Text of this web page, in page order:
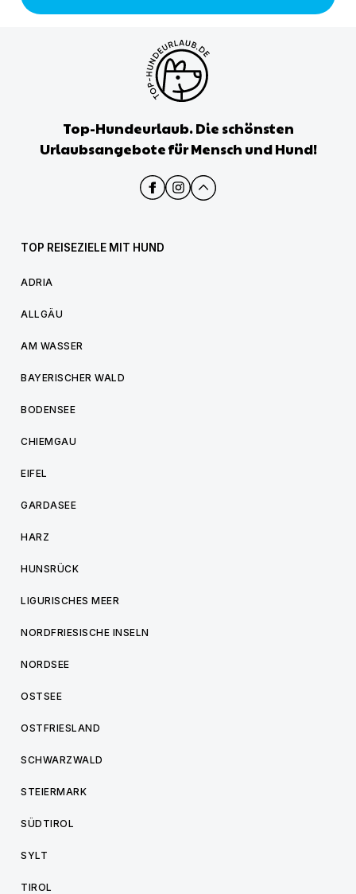
Top-Hundeurlaub. Die schönsten
Urlaubsangebote für Mensch und Hund!
TOP REISEZIELE MIT HUND
ADRIA
ALLGÄU
AM WASSER
BAYERISCHER WALD
BODENSEE
CHIEMGAU
EIFEL
GARDASEE
HARZ
HUNSRÜCK
LIGURISCHES MEER
NORDFRIESISCHE INSELN
NORDSEE
OSTSEE
OSTFRIESLAND
SCHWARZWALD
STEIERMARK
SÜDTIROL
SYLT
TIROL